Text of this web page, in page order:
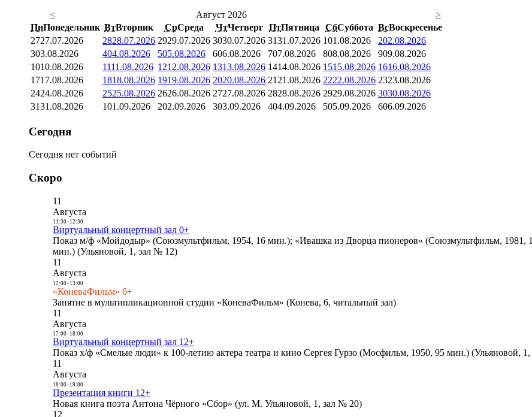
<
Август 2026
>
ПнПонедельник ВтВторник СрСреда ЧтЧетверг ПтПятница СбСуббота ВсВоскресенье
2727.07.2026 2828.07.2026 2929.07.2026 3030.07.2026 3131.07.2026 101.08.2026 202.08.2026
303.08.2026 404.08.2026 505.08.2026 606.08.2026 707.08.2026 808.08.2026 909.08.2026
1010.08.2026 1111.08.2026 1212.08.2026 1313.08.2026 1414.08.2026 1515.08.2026 1616.08.2026
1717.08.2026 1818.08.2026 1919.08.2026 2020.08.2026 21 21.08.2026 2222.08.2026 2323.08.2026
2424.08.2026 2525.08.2026 2626.08.2026 2727.08.2026 2828.08.2026 2929.08.2026 3030.08.2026
3131.08.2026 101.09.2026 202.09.2026 303.09.2026 404.09.2026 505.09.2026 606.09.2026
Сегодня
Сегодня нет событий
Скоро
11
Августа
11:30- 12:30
Виртуальный концертный зал 0+
Показ м/ф «Мойдодыр» (Союзмультфильм, 1954, 16 мин.); «Ивашка из Дворца пионеров» (Союзмультфильм, 1981,
мин.) (Ульяновой, 1, зал № 12)
11
Августа
12:00- 13:00
«КоневаФильм» 6+
Занятие в мультипликационной студии «КоневаФильм» (Конева, 6, читальный зал)
11
Августа
17:00- 18:00
Виртуальный концертный зал 12+
Показ х/ф «Смелые люди» к 100-летию актера театра и кино Сергея Гурзо (Мосфильм, 1950, 95 мин.) (Ульяновой,
11
Августа
18:00- 19:00
Презентация книги 12+
Новая книга поэта Антона Чёрного «Сбор» (ул. М. Ульяновой, 1, зал № 20)
12